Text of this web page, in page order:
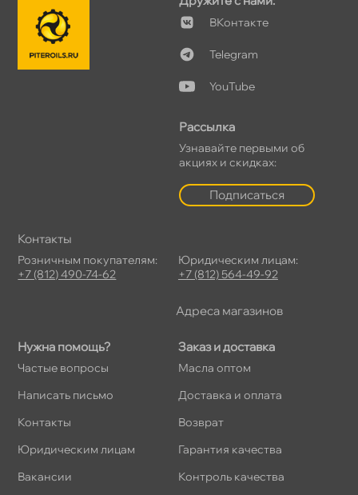
Нужна помощь?
Частые вопросы
Написать письмо
Контакты
Юридическим лицам
акансии
Заказ и доставка
Масла оптом
Доставка и оплата
озврат
Гарантия качества
Контроль качества
Контакте
Telegram
YouTube
Рассылка
Узнавайте первыми о
акциях и скидках:
Подписаться
Контакты
Розничным покупателям:
+7 (812) 490-74-62
Юридическим лицам:
+7 (812) 564-49-92
Адреса магазино